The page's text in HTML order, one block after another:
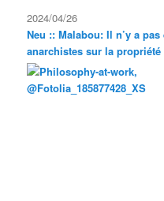
2024/04/26
Neu :: Malabou: Il n’y a
anarchistes sur la